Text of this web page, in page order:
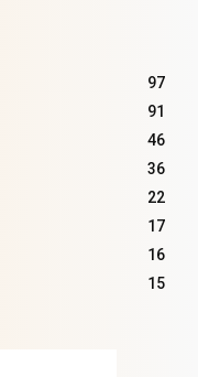
97
91
46
36
22
17
16
15